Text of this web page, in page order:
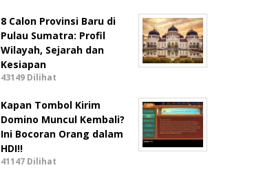
8 Calon Provinsi Baru di
Pulau Sumatra: Profil
Wilayah, Sejarah dan
Kesiapan
43149 Dilihat
Kapan Tombol Kirim
Domino Muncul Kembali?
Ini Bocoran Orang dalam
HDI!!
41147 Dilihat